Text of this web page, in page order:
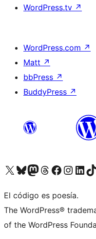
WordPress.tv ↗
WordPress.com ↗
Matt ↗
bbPress ↗
BuddyPress ↗
Visita nuestra cuenta de X (anteriormente Twitter)
Visita nuestra cuenta de Bluesky
Visita nuestra cuenta de Mastodon
Visita nuestra cuenta de Threads
Visita nuestra página de
Visita nuestraVisita nuestra
Visita
El código es poesía.
The WordPress®
of the WordPress